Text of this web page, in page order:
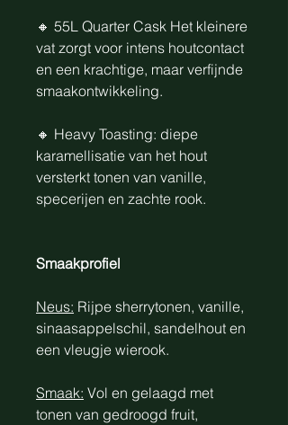
🔸 55L Quarter Cask Het kleinere
vat zorgt voor intens houtcontact
en een krachtige, maar verfijnde
smaakontwikkeling.
🔸 Heavy Toasting: diepe
karamellisatie van het hout
versterkt tonen van vanille,
specerijen en zachte rook.
Smaakprofiel
Neus: Rijpe sherrytonen, vanille,
sinaasappelschil, sandelhout en
een vleugje wierook.
Smaak: Vol en gelaagd met
tonen van gedroogd fruit,